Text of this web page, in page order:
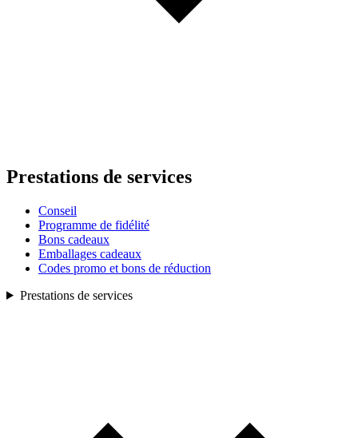
Prestations de services
Conseil
Programme de fidélité
Bons cadeaux
Emballages cadeaux
Codes promo et bons de réduction
Prestations de services